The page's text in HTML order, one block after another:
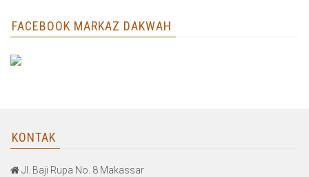
FACEBOOK MARKAZ DAKWAH
KONTAK
Jl. Baji Rupa No. 8 Makassar